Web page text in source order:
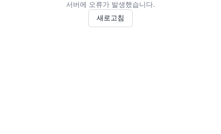
서버에 오류가 발생했습니다.
새로고침